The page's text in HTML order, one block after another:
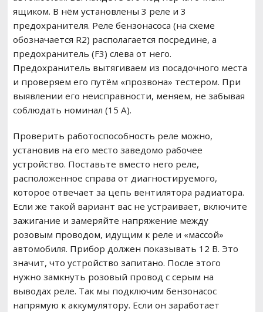
ящиком. В нём установлены 3 реле и 3
предохранителя. Реле бензонасоса (на схеме
обозначается R2) располагается посредине, а
предохранитель (F3) слева от него.
Предохранитель вытягиваем из посадочного места
и проверяем его путём «прозвона» тестером. При
выявлении его неисправности, меняем, не забывая
соблюдать номинал (15 А).
Проверить работоспособность реле можно,
установив на его место заведомо рабочее
устройство. Поставьте вместо него реле,
расположенное справа от диагностируемого,
которое отвечает за цепь вентилятора радиатора.
Если же такой вариант вас не устраивает, включите
зажигание и замеряйте напряжение между
розовым проводом, идущим к реле и «массой»
автомобиля. Прибор должен показывать 12 В. Это
значит, что устройство запитано. После этого
нужно замкнуть розовый провод с серым на
выводах реле. Так мы подключим бензонасос
напрямую к аккумулятору. Если он заработает